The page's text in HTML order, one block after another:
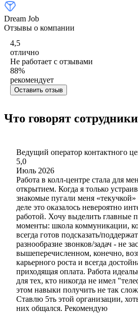
Dream Job
Отзывы о компании
4,5
отлично
Не работает с отзывами
88%
рекомендует
Оставить отзыв
Что говорят сотрудники
Ведущий оператор контактного
5,0
Июль 2026
Работа в колл-центре стала для
открытием. Когда я только
знакомые пугали меня
деле это оказалось невероятно
работой. Хочу выделить главные
моменты: школа коммуникации,
всегда готов подсказать/
разнообразие звонков/задач - не
вышеперечисленном, конечно,
карьерного роста и всегда
приходящая оплата. Работа
для тех, кто никогда не имел
этом навыки получить не так
Ставлю 5ть этой организации,
них общался. Рекомендую